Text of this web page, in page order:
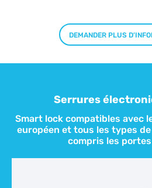
DEMANDER PLUS
Serrures
Smart lock compatibles avec
européen et tous les types
compris les